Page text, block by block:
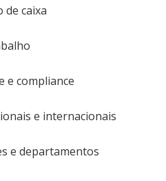
de caixa
e compliance
e internacionais
e departamentos